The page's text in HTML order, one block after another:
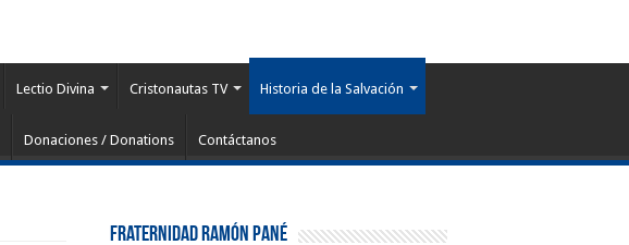
Lectio Divina Cristonautas TV Historia de la Salvación
Donaciones / Donations Contáctanos
Fraternidad Ramón Pané